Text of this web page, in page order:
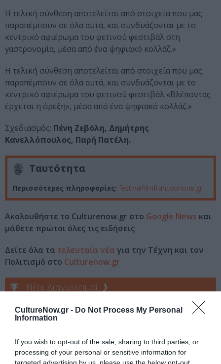
CultureNow.gr - Do Not Process My Personal
Information
If you wish to opt-out of the sale, sharing to third parties, or
processing of your personal or sensitive information for
targeted advertising by us, please use the below opt-out
Η τελική σύνθεση αποτελείται από στοιχεία που μας
παραπέμπουν σε όλα αυτά, και συνδυάζονται με το
κεντρικό αφιέρωμα του φετινού φεστιβάλ στη
γαστρονομία, μέσα από ένα ψηφιακό κολλάζ.»
Η τελική σύνθεση αποτελείται από στοιχεία που μας
παραπέμπουν σε όλα αυτά, και συνδυάζονται με το
κεντρικό αφιέρωμα του φετινού φεστιβάλ «Βλέποντας
έρχεται η όρεξη», μέσα από ένα ψηφιακό κολλάζ.»
Σχεδιασμός: Πένη Ζεβóλη, Δημήτρης
Κανελλόπουλος, Παρή Πατέλη.
Ταυτότητα
Περισσότερες πληροφορίες: festivalfilmfrancophone.gr
Ακολουθήστε το Culturenow.gr στο Google News και
μάθετε πρώτοι όλες τις ειδήσεις
Δείτε όλα τα τελευταία νέα για την Τέχνη και τον
Πολιτισμό στο Culturenow.gr
Νέοι Διαγωνισμοί ❯
Tags
ΓΑΛΛΙΚΟ ΙΝΣΤΙΤΟΥΤΟ ΘΕΣΣΑΛΟΝΙΚΗΣ